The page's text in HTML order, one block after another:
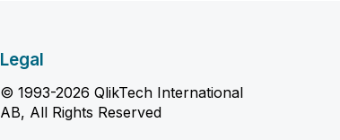
Legal
© 1993-2026 QlikTech International
AB, All Rights Reserved